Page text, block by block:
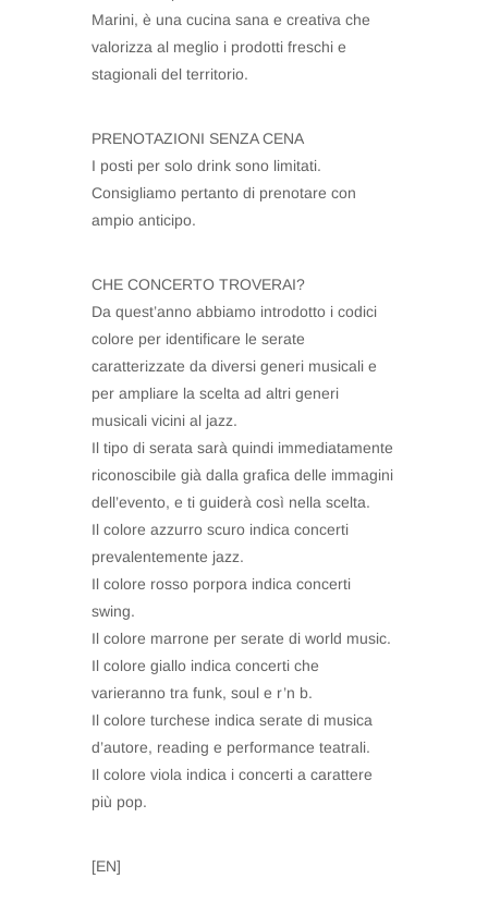
Marini, è una cucina sana e creativa che
valorizza al meglio i prodotti freschi e
stagionali del territorio.
PRENOTAZIONI SENZA CENA
I posti per solo drink sono limitati.
Consigliamo pertanto di prenotare con
ampio anticipo.
CHE CONCERTO TROVERAI?
Da quest’anno abbiamo introdotto i codici
colore per identificare le serate
caratterizzate da diversi generi musicali e
per ampliare la scelta ad altri generi
musicali vicini al jazz.
Il tipo di serata sarà quindi immediatamente
riconoscibile già dalla grafica delle immagini
dell’evento, e ti guiderà così nella scelta.
Il colore azzurro scuro indica concerti
prevalentemente jazz.
Il colore rosso porpora indica concerti
swing.
Il colore marrone per serate di world music.
Il colore giallo indica concerti che
varieranno tra funk, soul e r’n b.
Il colore turchese indica serate di musica
d’autore, reading e performance teatrali.
Il colore viola indica i concerti a carattere
più pop.
[EN]